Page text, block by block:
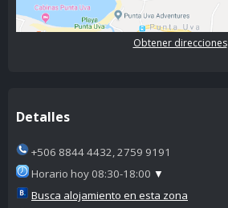
Obtener direcciones
Detalles
+506 8844 4432, 2759 9191
Horario hoy 08:30-18:00 ▼
Busca alojamiento en esta zona